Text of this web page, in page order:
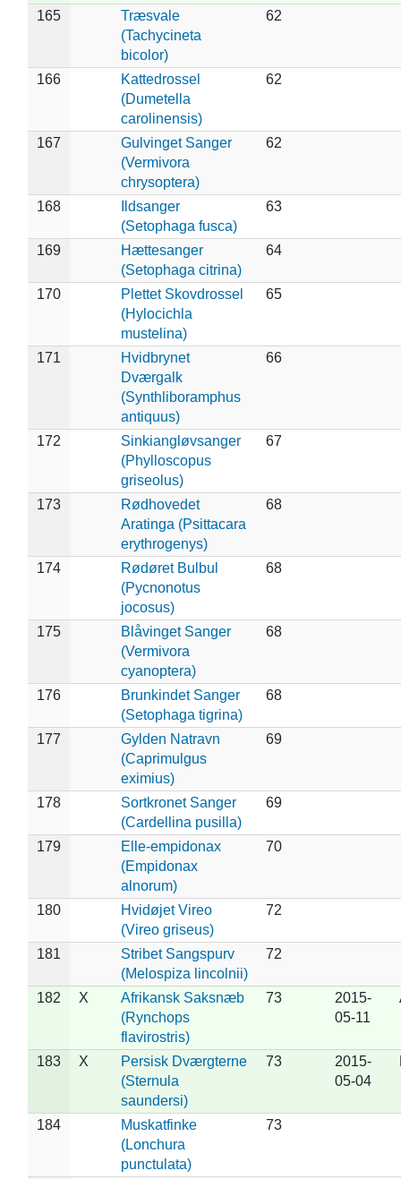
165
Træsvale
(Tachycineta
bicolor)
62
166
Kattedrossel
(Dumetella
carolinensis)
62
167
Gulvinget Sanger
(Vermivora
chrysoptera)
62
168
Ildsanger
(Setophaga fusca)
63
169
Hættesanger
(Setophaga citrina)
64
170
Plettet Skovdrossel
(Hylocichla
mustelina)
65
171
Hvidbrynet
Dværgalk
(Synthliboramphus
antiquus)
66
172
Sinkiangløvsanger
(Phylloscopus
griseolus)
67
173
Rødhovedet
Aratinga (Psittacara
erythrogenys)
68
174
Rødøret Bulbul
(Pycnonotus
jocosus)
68
175
Blåvinget Sanger
(Vermivora
cyanoptera)
68
176
Brunkindet Sanger
(Setophaga tigrina)
68
177
Gylden Natravn
(Caprimulgus
eximius)
69
178
Sortkronet Sanger
(Cardellina pusilla)
69
179
Elle-empidonax
(Empidonax
alnorum)
70
180
Hvidøjet Vireo
(Vireo griseus)
72
181
Stribet Sangspurv
(Melospiza lincolnii)
72
182 X
Afrikansk Saksnæb
(Rynchops
flavirostris)
73
2015-
05-11
183 X
Persisk Dværgterne
(Sternula
saundersi)
73
2015-
05-04
184
Muskatfinke
(Lonchura
punctulata)
73